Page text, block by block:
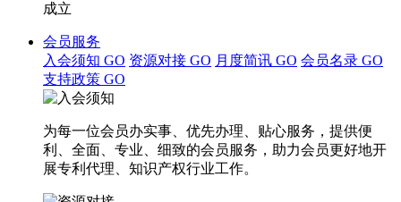
成立
会员服务
入会须知 GO 资源对接 GO 月度简讯 GO 会员名录 GO
支持政策 GO
为每一位会员办实事、优先办理、贴心服务，提供便
利、全面、专业、细致的会员服务，助力会员更好地开
展专利代理、知识产权行业工作。